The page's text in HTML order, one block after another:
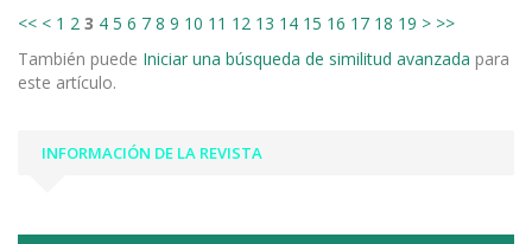
<< < 1 2 3 4 5 6 7 8 9 10 11 12 13 14 15 16 17 18 19 > >>
También puede Iniciar una búsqueda de similitud avanzada para
este artículo.
INFORMACIÓN DE LA REVISTA